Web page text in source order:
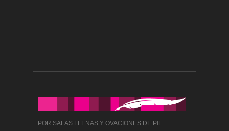
POR SALAS LLENAS Y OVACIONES DE PIE